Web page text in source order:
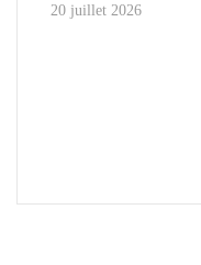
20 juillet 2026